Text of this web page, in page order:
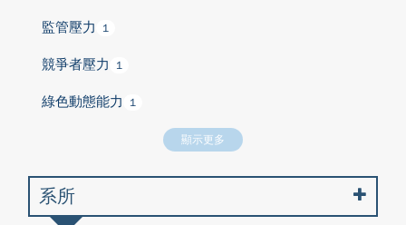
監管壓力 1
競爭者壓力 1
綠色動態能力 1
顯示更多
系所